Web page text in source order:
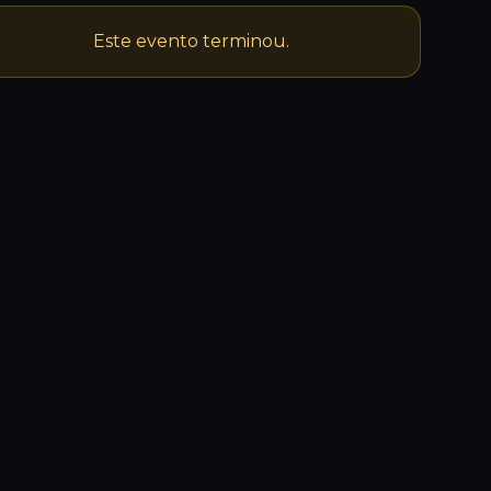
Este evento terminou.